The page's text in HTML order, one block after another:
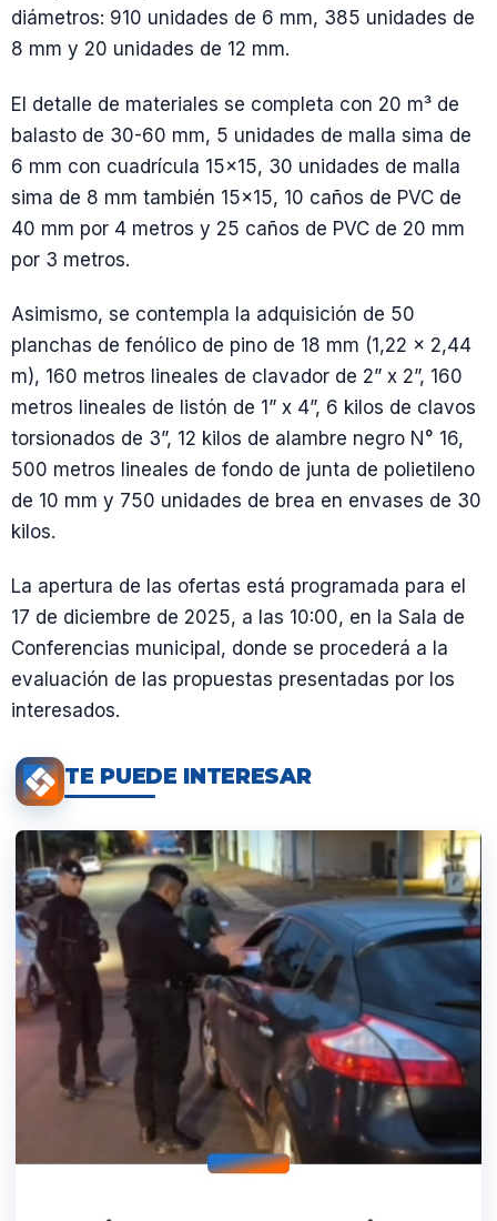
diámetros: 910 unidades de 6 mm, 385 unidades de
8 mm y 20 unidades de 12 mm.
El detalle de materiales se completa con 20 m³ de
balasto de 30-60 mm, 5 unidades de malla sima de
6 mm con cuadrícula 15×15, 30 unidades de malla
sima de 8 mm también 15×15, 10 caños de PVC de
40 mm por 4 metros y 25 caños de PVC de 20 mm
por 3 metros.
Asimismo, se contempla la adquisición de 50
planchas de fenólico de pino de 18 mm (1,22 x 2,44
m), 160 metros lineales de clavador de 2” x 2”, 160
metros lineales de listón de 1” x 4”, 6 kilos de clavos
torsionados de 3”, 12 kilos de alambre negro N° 16,
500 metros lineales de fondo de junta de polietileno
de 10 mm y 750 unidades de brea en envases de 30
kilos.
La apertura de las ofertas está programada para el
17 de diciembre de 2025, a las 10:00, en la Sala de
Conferencias municipal, donde se procederá a la
evaluación de las propuestas presentadas por los
interesados.
TE PUEDE INTERESAR